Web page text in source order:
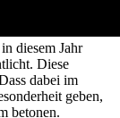
diesem Jahr
Diese
dabei im
geben,
betonen.